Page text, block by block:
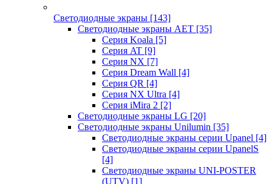
Светодиодные экраны [143]
Светодиодные экраны AET [35]
Cерия Koala [5]
Серия AT [9]
Серия NX [7]
Серия Dream Wall [4]
Серия QR [4]
Серия NX Ultra [4]
Серия iMira 2 [2]
Светодиодные экраны LG [20]
Светодиодные экраны Unilumin [35]
Светодиодные экраны серии Upanel [4]
Светодиодные экраны серии UpanelS
[4]
Светодиодные экраны UNI-POSTER
(UTV) [1]